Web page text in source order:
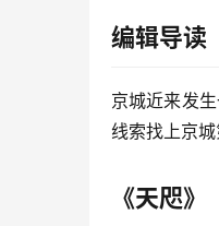
编辑导读
京城近来发
线索找上京
《天咫》